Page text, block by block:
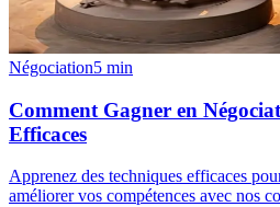
Négociation5 min
Comment Gagner en
Efficaces
Apprenez des techniques efficaces
améliorer vos compétences avec nos